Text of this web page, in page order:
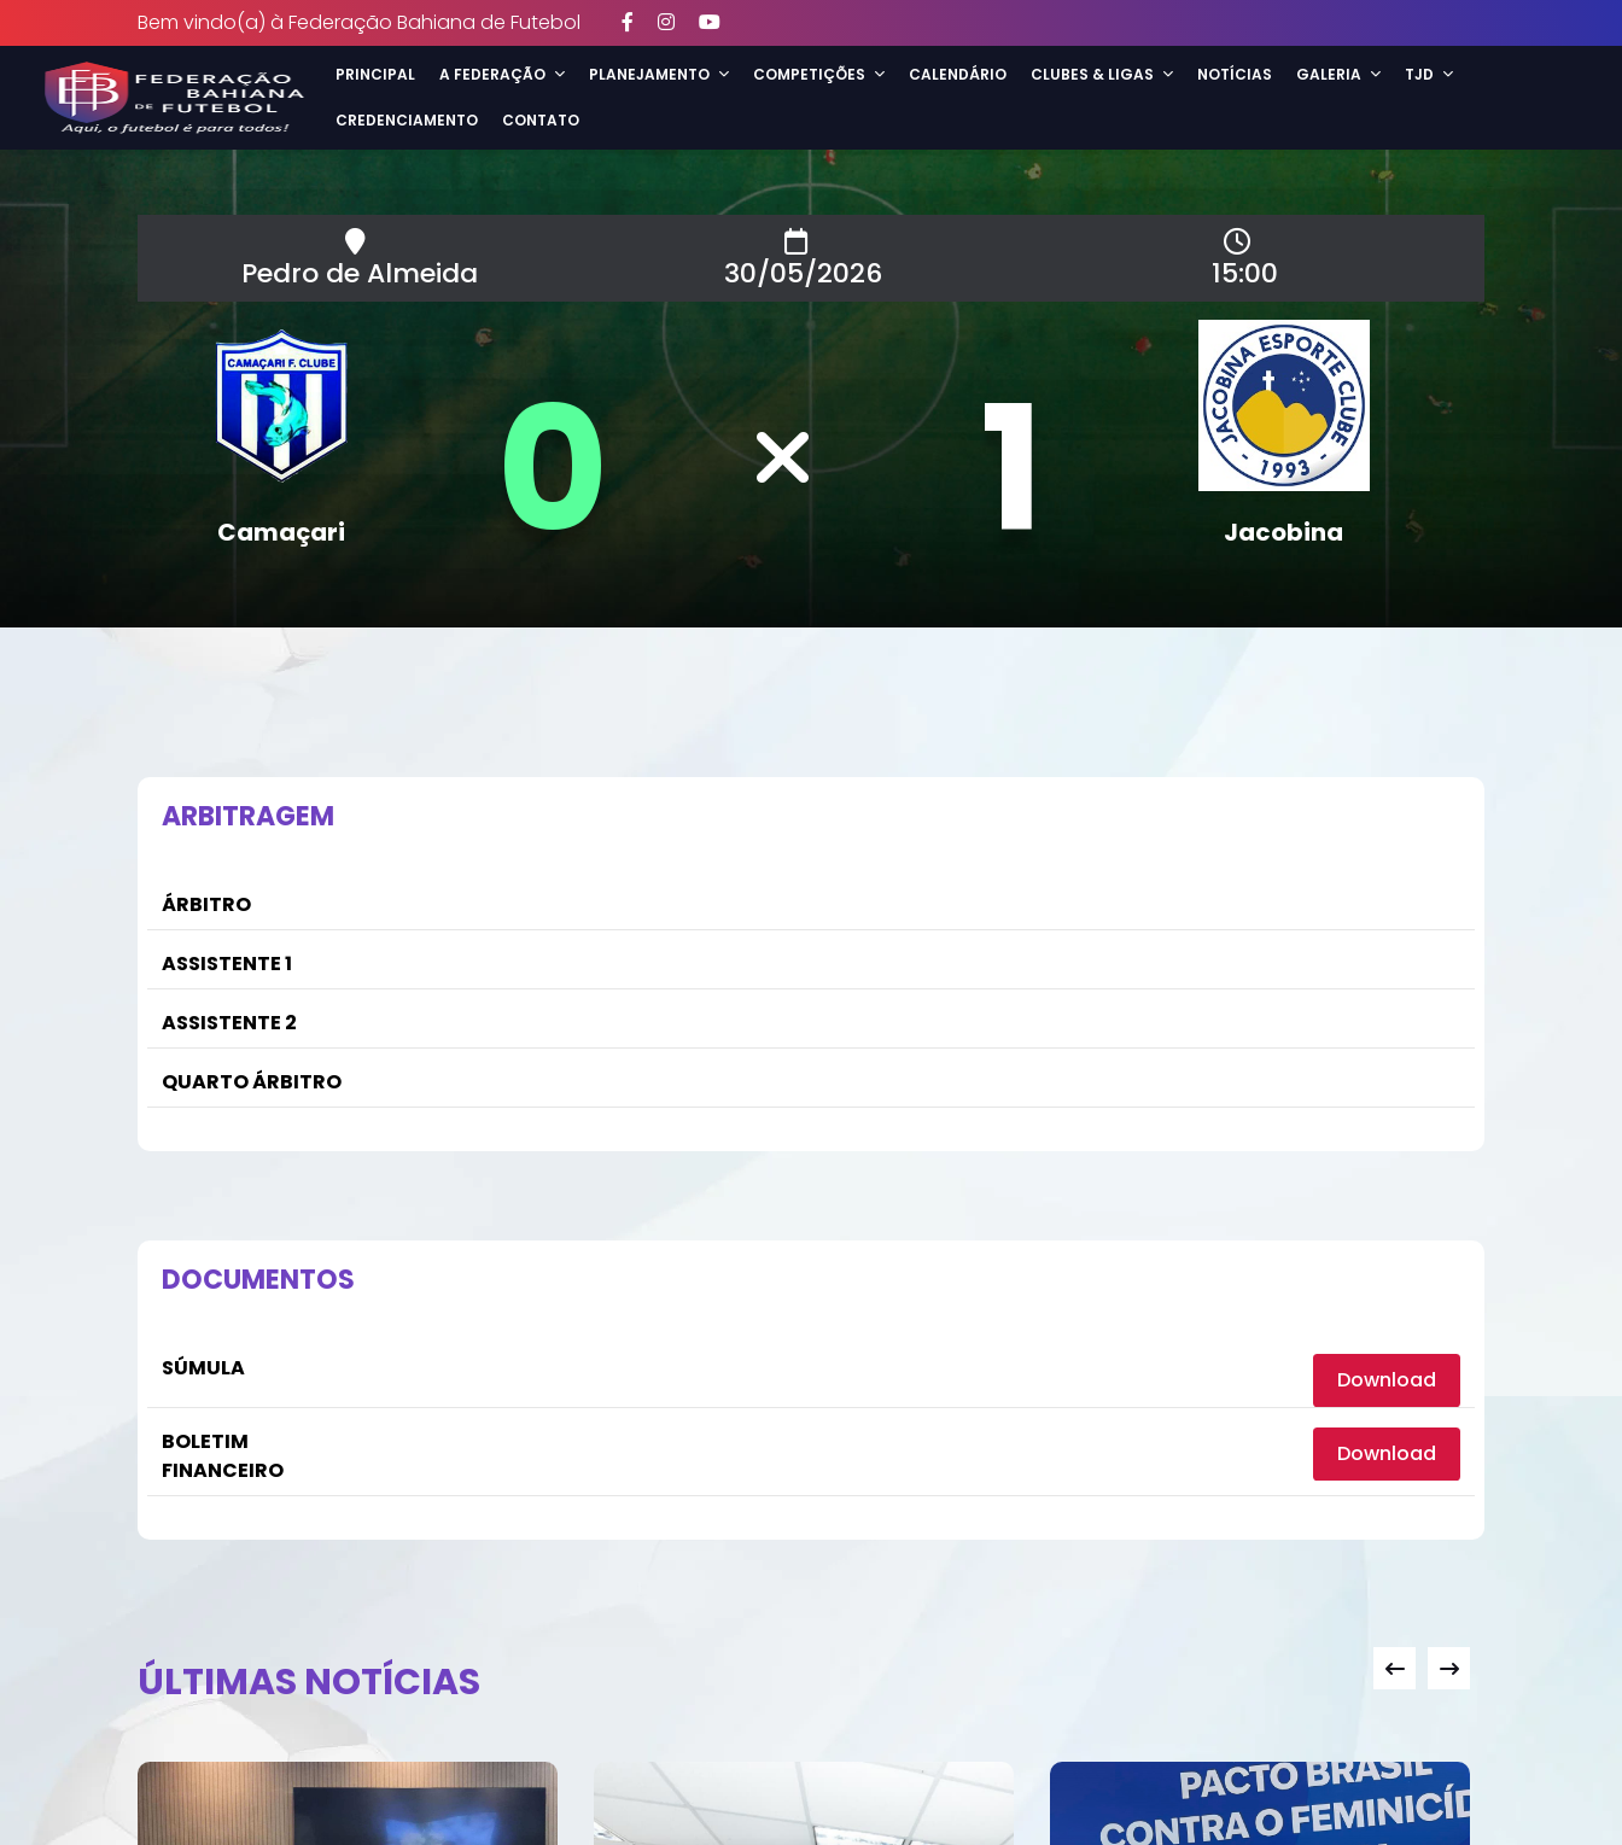
Bem vindo(a) à Federação Bahiana de Futebol
PRINCIPAL A FEDERAÇÃO PLANEJAMENTO COMPETIÇÕES CALENDÁRIO CLUBES & LIGAS NOTÍCIAS GALERIA TJD
CREDENCIAMENTO CONTATO
Pedro de Almeida 30/05/2026 15:00
Camaçari 0 1 Jacobina
ARBITRAGEM
ÁRBITRO
ASSISTENTE 1
ASSISTENTE 2
QUARTO ÁRBITRO
DOCUMENTOS
SÚMULA Download
BOLETIM
FINANCEIRO
Download
ÚLTIMAS NOTÍCIAS